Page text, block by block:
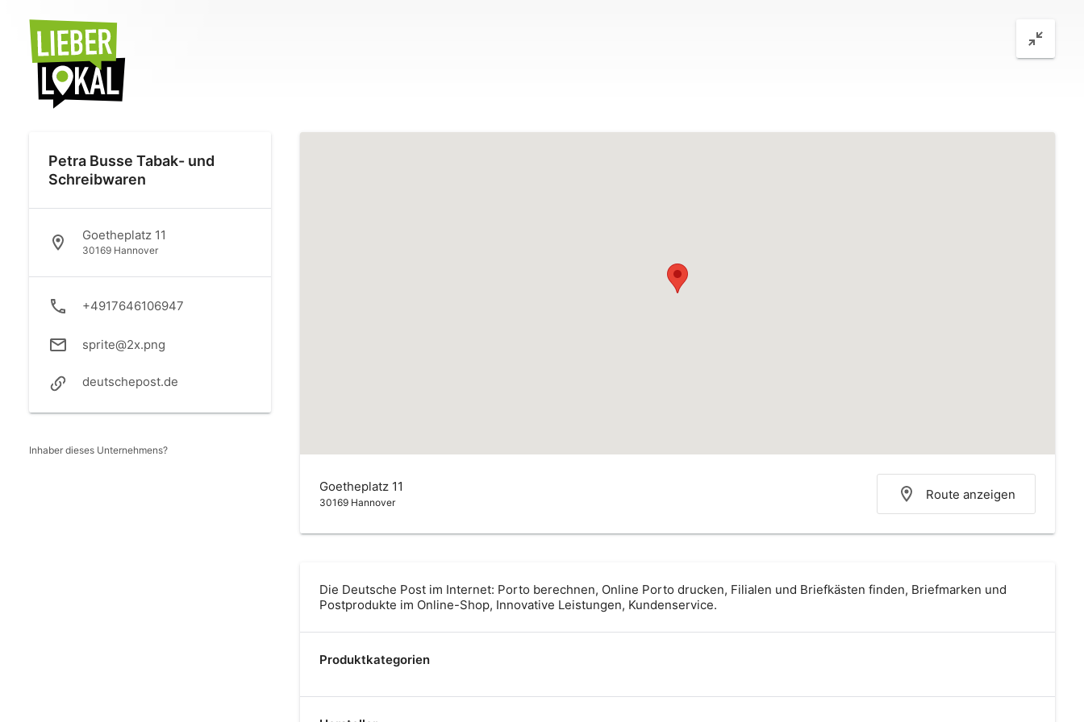
Petra Busse Tabak- und
Schreibwaren
Goetheplatz 11
30169 Hannover
+4917646106947
sprite@2x.png
deutschepost.de
Inhaber dieses Unternehmens?
Goetheplatz 11
30169 Hannover
Route anzeigen
Die Deutsche Post im Internet: Porto berechnen, Online Porto drucken, Filialen und Briefkästen finden, Briefmarken und
Postprodukte im Online-Shop, Innovative Leistungen, Kundenservice.
Produktkategorien